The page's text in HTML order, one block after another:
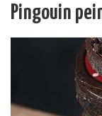
Pingouin